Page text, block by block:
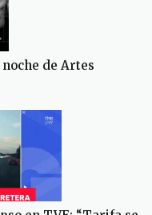
de Artes